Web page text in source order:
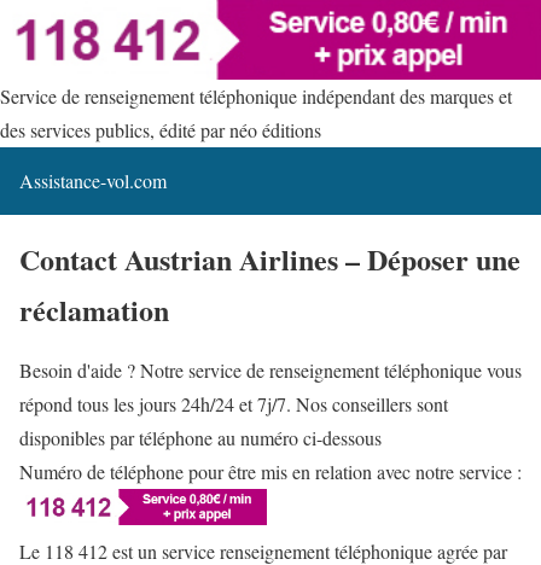
Service de renseignement téléphonique indépendant des marques et
des services publics, édité par néo éditions
Assistance-vol.com
Contact Austrian Airlines – Déposer une
réclamation
Besoin d'aide ? Notre service de renseignement téléphonique vous
répond tous les jours 24h/24 et 7j/7. Nos conseillers sont
disponibles par téléphone au numéro ci-dessous
Numéro de téléphone pour être mis en relation avec notre service :
Le 118 412 est un service renseignement téléphonique agrée par